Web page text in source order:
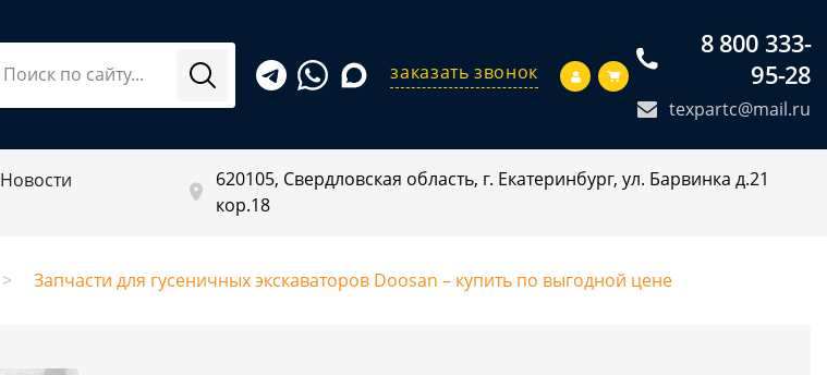
заказать звонок
8 800 333-
95-28
texpartc@mail.ru
Новости
620105, Свердловская область, г. Екатеринбург, ул. Барвинка д.21
кор.18
Запчасти для гусеничных экскаваторов Doosan – купить по выгодной цене